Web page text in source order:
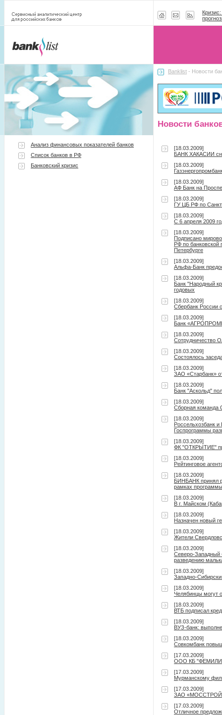
Анализ финансовых показателей банков
Список банков в РФ
Банковский кризис
Banklist - Новости
Новости
[18.03.2009]
БАНК ХАКАСИИ
[18.03.2009]
[18.03.2009]
АФ Банк на
[18.03.2009]
ГУ ЦБ РФ по
[18.03.2009]
С 6 апреля 2009
[18.03.2009]
Подписано
РФ по банковской
Петербурге
[18.03.2009]
Альфа-Банк
[18.03.2009]
Банк "Народный
годовых
[18.03.2009]
Сбербанк России
[18.03.2009]
Банк
[18.03.2009]
Сотрудничество
[18.03.2009]
Cостоялось
[18.03.2009]
ЗАО «Старбанк»
[18.03.2009]
Банк "Аскольд"
[18.03.2009]
Сборная команда
[18.03.2009]
Россельхозбанк
Госпрограммы
[18.03.2009]
ФК "ОТКРЫТИЕ"
[18.03.2009]
Рейтинговое
[18.03.2009]
БИНБАНК принял
рамках
[18.03.2009]
В г. Майском
[18.03.2009]
Назначен новый
[18.03.2009]
Жители
[18.03.2009]
Северо-Западный
разведению
[18.03.2009]
Западно-
[18.03.2009]
Челябинцы могут
[18.03.2009]
ВТБ подписал
[18.03.2009]
ВУЗ-банк:
[18.03.2009]
Совкомбанк
[17.03.2009]
ООО КБ "ФЕМИЛИ"
[17.03.2009]
Мурманскому
[17.03.2009]
ЗАО
[17.03.2009]
Отличное